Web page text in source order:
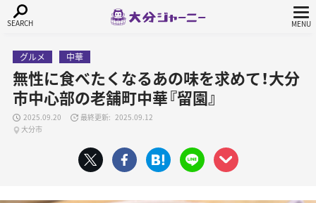
グルメ 中華
無性に食べたくなるあの味を求めて！大分
市中心部の老舗町中華『留園』
2025.09.20
2025.09.12
大分市